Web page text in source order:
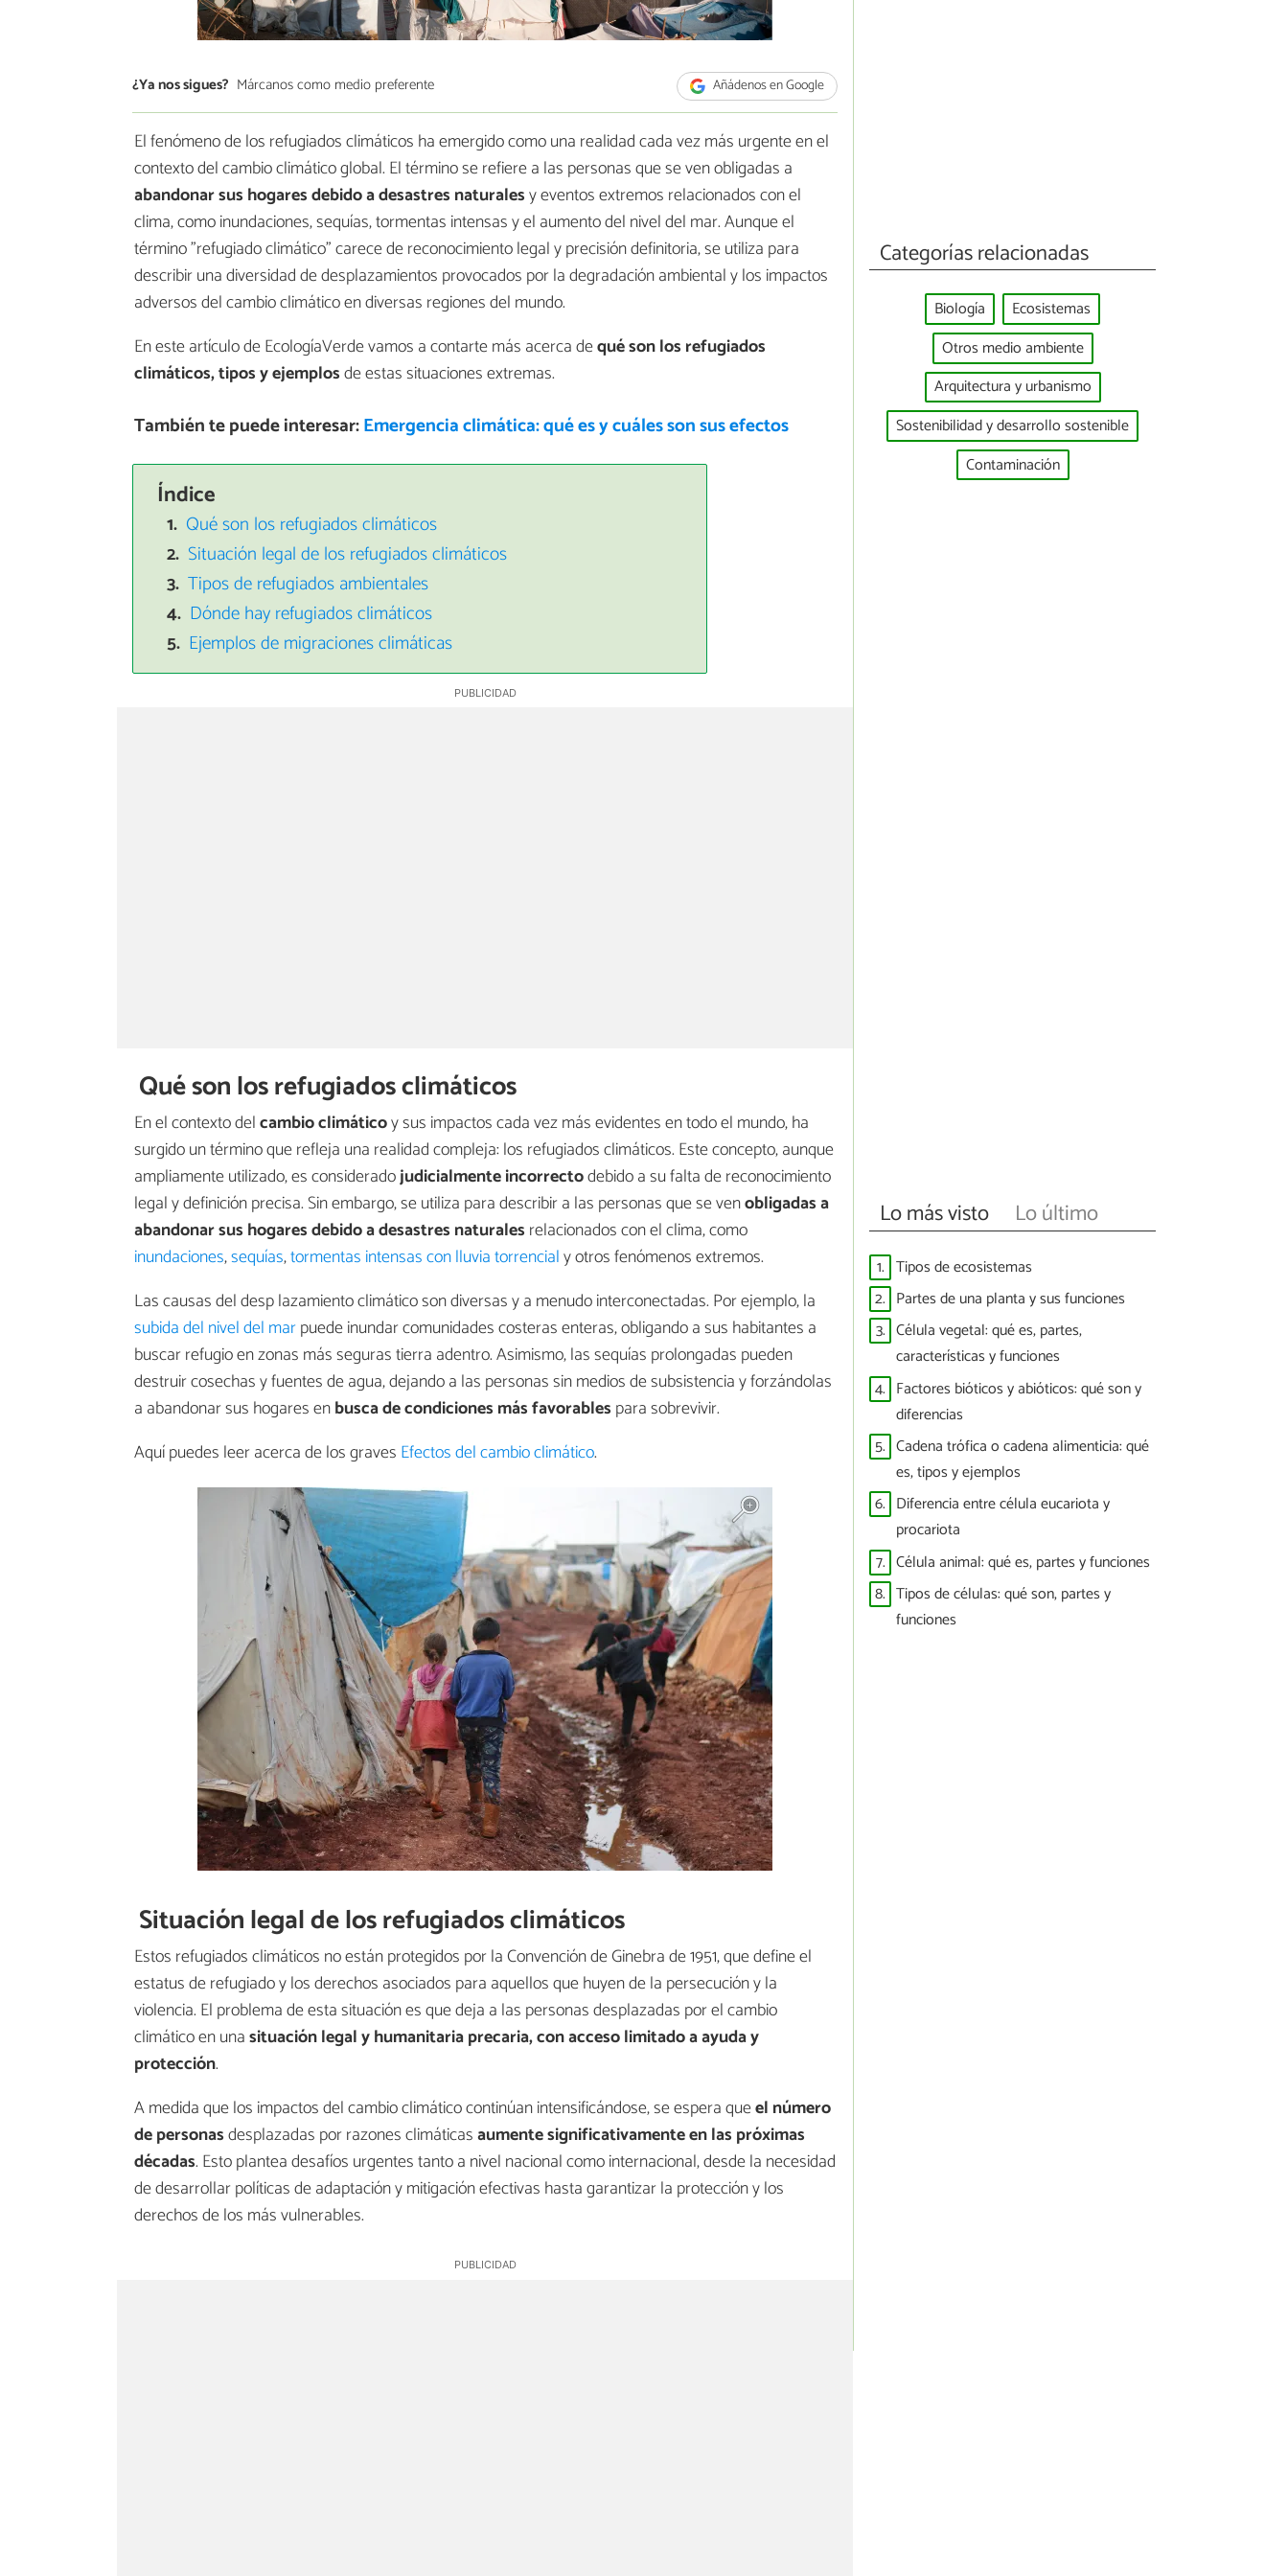
¿Ya nos sigues? Márcanos como medio preferente Añádenos en Google
El fenómeno de los refugiados climáticos ha emergido como una realidad cada vez más urgente en el
contexto del cambio climático global. El término se refiere a las personas que se ven obligadas a
abandonar sus hogares debido a desastres naturalesy eventos extremos relacionados con el
clima, como inundaciones, sequías, tormentas intensas y el aumento del nivel del mar. Aunque el
término "refugiado climático" carece de reconocimiento legal y precisión definitoria, se utiliza para
describir una diversidad de desplazamientos provocados por la degradación ambiental y los impactos
adversos del cambio climático en diversas regiones del mundo.
En este artículo de EcologíaVerde vamos a contarte más acerca dequé son los refugiados
climáticos, tipos y ejemplosde estas situaciones extremas.
También te puede interesar:Emergencia climática: qué es y cuáles son sus efectos
Índice
Qué son los refugiados climáticos
Situación legal de los refugiados climáticos
Tipos de refugiados ambientales
Dónde hay refugiados climáticos
Ejemplos de migraciones climáticas
Qué son los refugiados climáticos
En el contexto delcambio climáticoy sus impactos cada vez más evidentes en todo el mundo, ha
surgido un término que refleja una realidad compleja: los refugiados climáticos. Este concepto, aunque
ampliamente utilizado, es consideradojudicialmente incorrectodebido a su falta de reconocimiento
legal y definición precisa. Sin embargo, se utiliza para describir a las personas que se venobligadas a
abandonar sus hogares debido a desastres naturales relacionados con el clima, como
inundaciones,sequías,tormentas intensas con lluvia torrencialy otros fenómenos extremos.
Las causas del desp lazamiento climático son diversas y a menudo interconectadas. Por ejemplo, la
subida del nivel del marpuede inundar comunidades costeras enteras, obligando a sus habitantes a
buscar refugio en zonas más seguras tierra adentro. Asimismo, las sequías prolongadas pueden
destruir cosechas y fuentes de agua, dejando a las personas sin medios de subsistencia y forzándolas
a abandonar sus hogares enbusca de condiciones más favorables para sobrevivir.
Aquí puedes leer acerca de los graves Efectos del cambio climático.
Situación legal de los refugiados climáticos
Estos refugiados climáticos no están protegidos por la Convención de Ginebra de 1951, que define el
estatus de refugiado y los derechos asociados para aquellos que huyen de la persecución y la
violencia. El problema de esta situación es que deja a las personas desplazadas por el cambio
climático en unasituación legal y humanitaria precaria, con acceso limitado a ayuda y
protección.
A medida que los impactos del cambio climático continúan intensificándose, se espera queel número
de personasdesplazadas por razones climáticasaumente significativamente en las próximas
décadas. Esto plantea desafíos urgentes tanto a nivel nacional como internacional, desde la necesidad
de desarrollar políticas de adaptación y mitigación efectivas hasta garantizar la protección y los
derechos de los más vulnerables.
Categorías relacionadas
Biología
Ecosistemas
Otros medio ambiente
Arquitectura y urbanismo
Sostenibilidad y desarrollo sostenible
Contaminación
Lo más visto Lo último
1. Tipos de ecosistemas
2. Partes de una planta y sus funciones
3. Célula vegetal: qué es, partes,
características y funciones
4. Factores bióticos y abióticos: qué son y
diferencias
5. Cadena trófica o cadena alimenticia: qué
es, tipos y ejemplos
6. Diferencia entre célula eucariota y
procariota
7. Célula animal: qué es, partes y funciones
8. Tipos de células: qué son, partes y
funciones